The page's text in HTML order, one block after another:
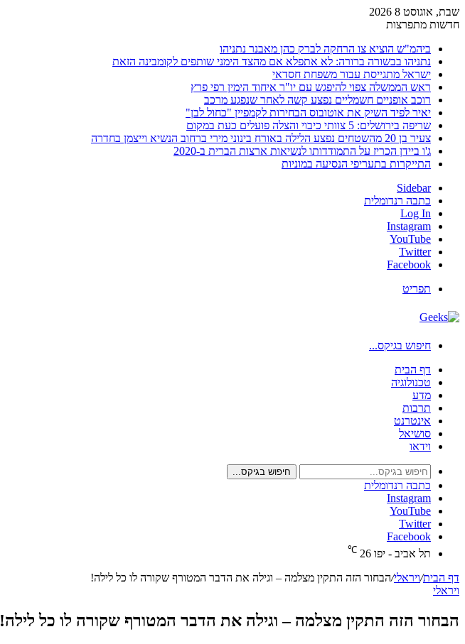
שבת, אוגוסט 8 2026
חדשות מתפרצות
ביהמ"ש הוציא צו הרחקה לברק כהן מאבנר נתניהו
נתניהו בבשורה ברורה: לא אתפלא אם מהצד הימני שותפים לקומבינה הזאת
ישראל מתגייסת עבור משפחת חסדאי
ראש הממשלה צפוי להיפגש עם יו"ר איחוד הימין רפי פרץ
רוכב אופניים חשמליים נפצע קשה לאחר שנפגע מרכב
יאיר לפיד השיק את אוטובוס הבחירות לקמפיין "כחול לבן"
שריפה בירושלים: 5 צוותי כיבוי והצלה פועלים כעת במקום
צעיר בן 20 מהשטחים נפצע הלילה באורח בינוני מירי ברחוב הנשיא וייצמן בחדרה
ג'ו ביידן הכריז על התמודדותו לנשיאות ארצות הברית ב-2020
התייקרות בתעריפי הנסיעה במוניות
Sidebar
כתבה רנדומלית
Log In
Instagram
YouTube
Twitter
Facebook
תפריט
חיפוש בגיקס...
דף הבית
טכנולוגיה
מדע
תרבות
אינטרנט
סושיאל
וידאו
חיפוש בגיקס...
כתבה רנדומלית
Instagram
YouTube
Twitter
Facebook
תל אביב - יפו 26
℃
דף הבית/ויראלי/הבחור הזה התקין מצלמה – וגילה את הדבר המטורף שקורה לו כל לילה!
ויראלי
הבחור הזה התקין מצלמה – וגילה את הדבר המטורף שקורה לו כל לילה!